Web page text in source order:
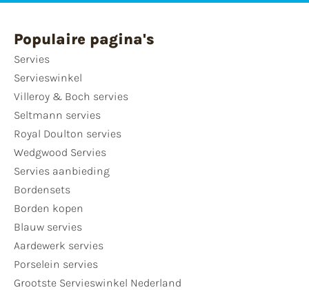
Populaire pagina's
Servies
Servieswinkel
Villeroy & Boch servies
Seltmann servies
Royal Doulton servies
Wedgwood Servies
Servies aanbieding
Bordensets
Borden kopen
Blauw servies
Aardewerk servies
Porselein servies
Grootste Servieswinkel Nederland